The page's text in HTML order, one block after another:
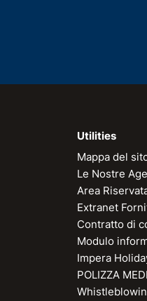
Utilities
Mappa del
Le Nostre
Area
Extranet
Contratto di
Modulo
Impera
POLIZZA